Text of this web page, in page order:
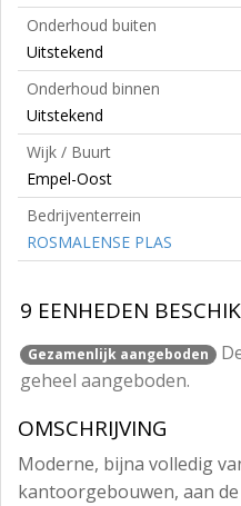
Onderhoud buiten
Uitstekend
Onderhoud binnen
Uitstekend
Wijk / Buurt
Empel-Oost
Bedrijventerrein
ROSMALENSE PLAS
9 EENHEDEN
Gezamenlijk aangeboden
geheel aangeboden.
OMSCHRIJVING
Moderne, bijna volledig
kantoorgebouwen, aan